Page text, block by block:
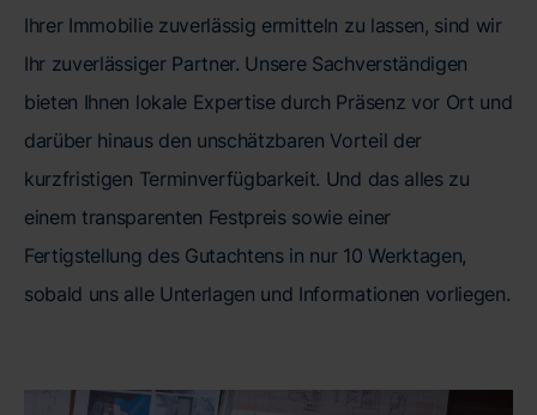
Ihrer Immobilie zuverlässig ermitteln zu lassen, sind wir
Ihr zuverlässiger Partner. Unsere Sachverständigen
bieten Ihnen lokale Expertise durch Präsenz vor Ort und
darüber hinaus den unschätzbaren Vorteil der
kurzfristigen Terminverfügbarkeit. Und das alles zu
einem transparenten Festpreis sowie einer
Fertigstellung des Gutachtens in nur 10 Werktagen,
sobald uns alle Unterlagen und Informationen vorliegen.